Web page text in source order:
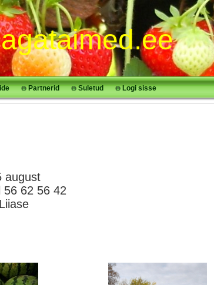
Partnerid Suletud Logi sisse
august
56 62 56 42